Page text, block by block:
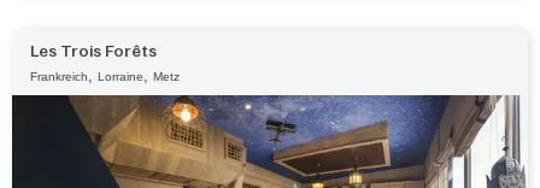
Les Trois Forêts
Frankreich Lorraine Metz